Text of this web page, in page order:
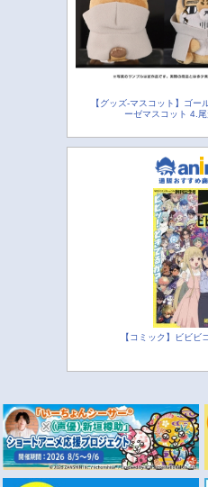
【グッズ-マスコット】ゴー
ーゼマスコット 4.尾
【コミック】ビビビ